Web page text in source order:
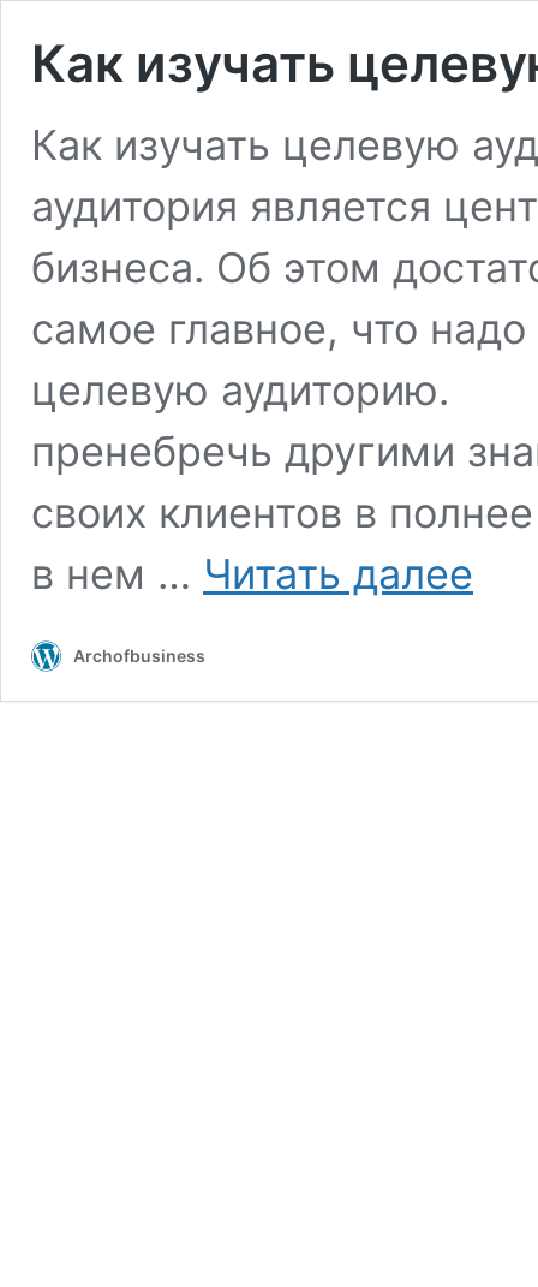
Как изучать
Как изучать
аудитория является
бизнеса. Об этом
самое главное, что
целевую аудиторию.
пренебречь другими
своих клиентов в
в нем … Читать далее
Archofbusiness